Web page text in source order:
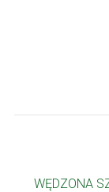
WĘDZONA